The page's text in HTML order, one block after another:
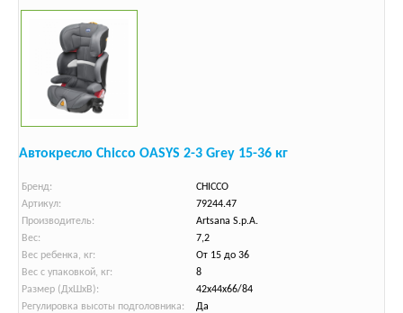
Автокресло Chicco OASYS 2-3 Grey 15-36 кг
Бренд:
CHICCO
Артикул:
79244.47
Производитель:
Artsana S.p.A.
Вес:
7,2
Вес ребенка, кг:
От 15 до 36
Вес с упаковкой, кг:
8
Размер (ДхШхВ):
42х44х66/84
Регулировка высоты подголовника:
Да